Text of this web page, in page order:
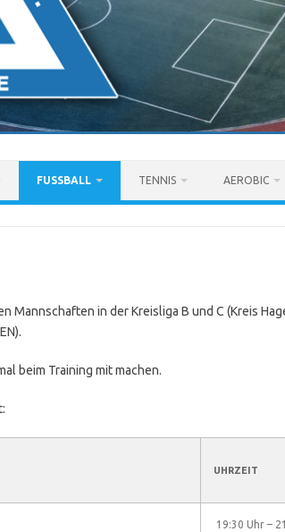
FUSSBALL TENNIS AEROBIC
Mannschaften in der Kreisliga B und C (Kreis
beim Training mit machen.
UHRZEIT
19:30 Uhr –